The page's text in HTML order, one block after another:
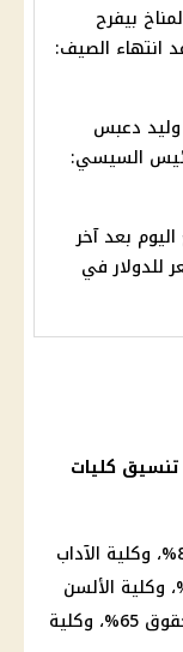
بيفرح
انتهاء الصيف:
وليد دعبس
السيسي:
بعد آخر
للدولار في
تنسيق كليات
كلية اعلام 75%، وكلية سياسة واقتصاد 80%، وكلية الآداب
وكلية الآثار 70%، وكلية التربية 70%، وكلية الألسن
346.5 درجة، وكلية التجارة 60 ٪.، وكلية الحقوق 65%، وكلية